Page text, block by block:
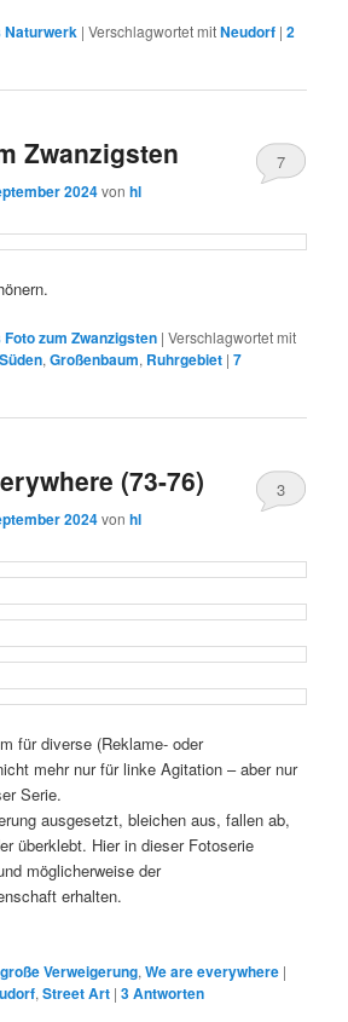
Naturwerk |Verschlagwortet mitNeudorf |2
Zwanzigsten
2024vonhl
7
Foto zum Zwanzigsten |Verschlagwortet mit
,Großenbaum, Ruhrgebiet |7
(73-76)
2024vonhl
3
für diverse (Reklame- oder
mehr nur für linke Agitation – aber nur
Serie.
ausgesetzt, bleichen aus, fallen ab,
überklebt. Hier in dieser Fotoserie
möglicherweise der
erhalten.
Verweigerung,We are everywhere |
,Street Art |3Antworten